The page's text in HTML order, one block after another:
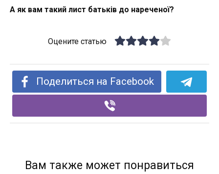
А як вам такий лист батьків до нареченої?
Оцените статью
Поделиться на Facebook
Вам также может понравиться